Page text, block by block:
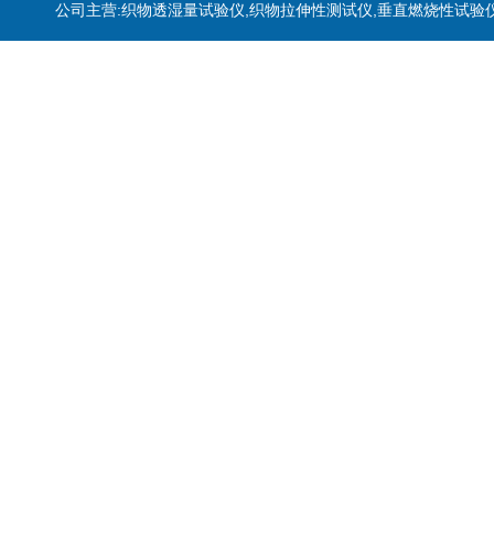
公司主营:织物透湿量试验仪,织物拉伸性测试仪,垂直燃烧性试验